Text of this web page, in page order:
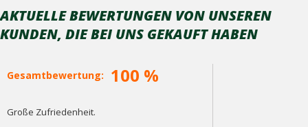
AKTUELLE BEWERTUNGEN VON UNSEREN
KUNDEN, DIE BEI ​​UNS GEKAUFT HABEN
Gesamtbewertung: 100 %
Große Zufriedenheit.